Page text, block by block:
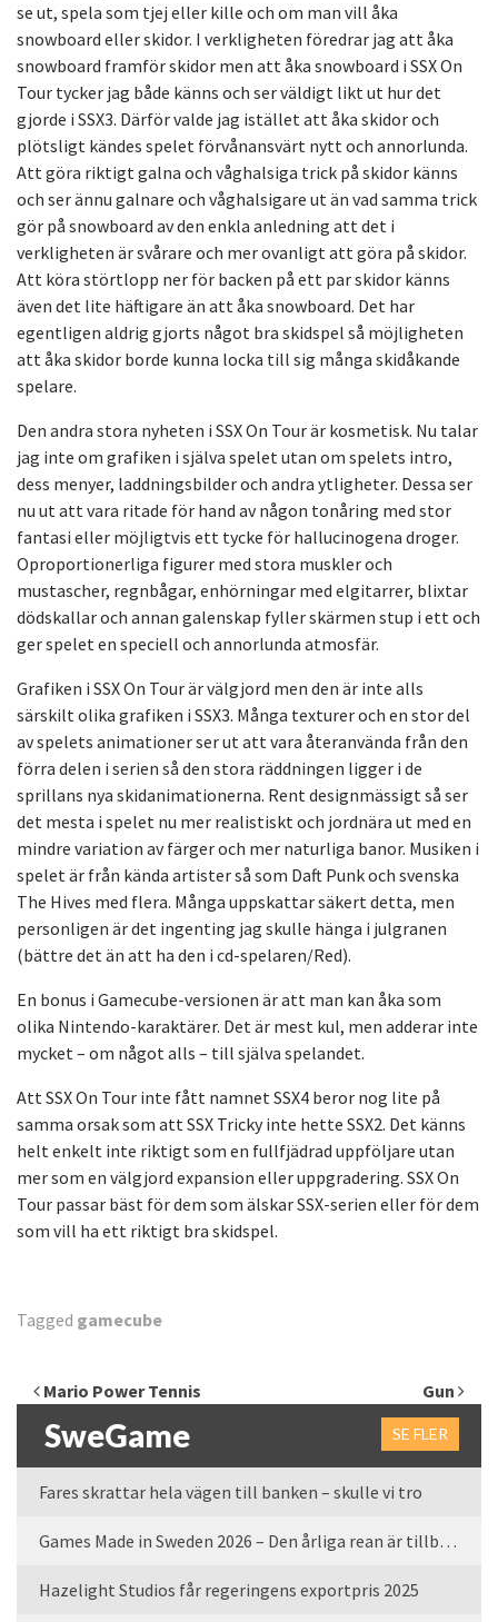
se ut, spela som tjej eller kille och om man vill åka
snowboard eller skidor. I verkligheten föredrar jag att åka
snowboard framför skidor men att åka snowboard i SSX On
Tour tycker jag både känns och ser väldigt likt ut hur det
gjorde i SSX3. Därför valde jag istället att åka skidor och
plötsligt kändes spelet förvånansvärt nytt och annorlunda.
Att göra riktigt galna och våghalsiga trick på skidor känns
och ser ännu galnare och våghalsigare ut än vad samma trick
gör på snowboard av den enkla anledning att det i
verkligheten är svårare och mer ovanligt att göra på skidor.
Att köra störtlopp ner för backen på ett par skidor känns
även det lite häftigare än att åka snowboard. Det har
egentligen aldrig gjorts något bra skidspel så möjligheten
att åka skidor borde kunna locka till sig många skidåkande
spelare.
Den andra stora nyheten i SSX On Tour är kosmetisk. Nu talar
jag inte om grafiken i själva spelet utan om spelets intro,
dess menyer, laddningsbilder och andra ytligheter. Dessa ser
nu ut att vara ritade för hand av någon tonåring med stor
fantasi eller möjligtvis ett tycke för hallucinogena droger.
Oproportionerliga figurer med stora muskler och
mustascher, regnbågar, enhörningar med elgitarrer, blixtar
dödskallar och annan galenskap fyller skärmen stup i ett och
ger spelet en speciell och annorlunda atmosfär.
Grafiken i SSX On Tour är välgjord men den är inte alls
särskilt olika grafiken i SSX3. Många texturer och en stor del
av spelets animationer ser ut att vara återanvända från den
förra delen i serien så den stora räddningen ligger i de
sprillans nya skidanimationerna. Rent designmässigt så ser
det mesta i spelet nu mer realistiskt och jordnära ut med en
mindre variation av färger och mer naturliga banor. Musiken i
spelet är från kända artister så som Daft Punk och svenska
The Hives med flera. Många uppskattar säkert detta, men
personligen är det ingenting jag skulle hänga i julgranen
(bättre det än att ha den i cd-spelaren/Red).
En bonus i Gamecube-versionen är att man kan åka som
olika Nintendo-karaktärer. Det är mest kul, men adderar inte
mycket – om något alls – till själva spelandet.
Att SSX On Tour inte fått namnet SSX4 beror nog lite på
samma orsak som att SSX Tricky inte hette SSX2. Det känns
helt enkelt inte riktigt som en fullfjädrad uppföljare utan
mer som en välgjord expansion eller uppgradering. SSX On
Tour passar bäst för dem som älskar SSX-serien eller för dem
som vill ha ett riktigt bra skidspel.
Tagged gamecube
Inläggsnavigering
Mario Power Tennis Gun
SweGame SE FLER
Fares skrattar hela vägen till banken – skulle vi tro
Games Made in Sweden 2026 – Den årliga rean är tillbaka
Hazelight Studios får regeringens exportpris 2025